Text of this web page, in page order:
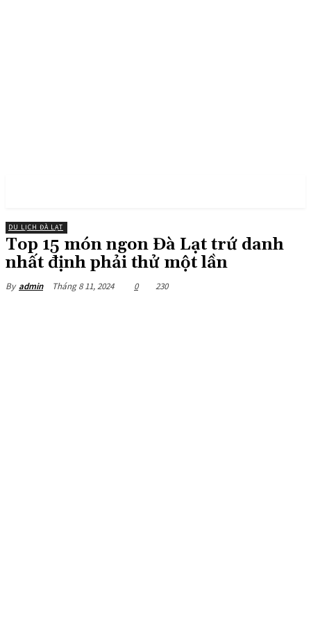
DU LỊCH ĐÀ LẠT
Top 15 món ngon Đà Lạt trứ danh
nhất định phải thử một lần
By admin Tháng 8 11, 2024 0 230